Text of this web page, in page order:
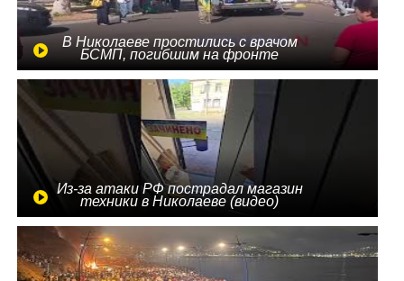
В Николаеве простились с врачом
БСМП, погибшим на фронте
Из-за атаки РФ пострадал магазин
техники в Николаеве (видео)